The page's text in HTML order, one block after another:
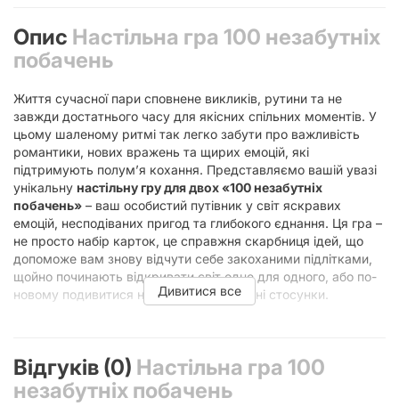
Опис Настільна гра 100 незабутніх
побачень
Життя сучасної пари сповнене викликів, рутини та не
завжди достатнього часу для якісних спільних моментів. У
цьому шаленому ритмі так легко забути про важливість
романтики, нових вражень та щирих емоцій, які
підтримують полум’я кохання. Представляємо вашій увазі
унікальну настільну гру для двох «100 незабутніх
побачень» – ваш особистий путівник у світ яскравих
емоцій, несподіваних пригод та глибокого єднання. Ця гра –
не просто набір карток, це справжня скарбниця ідей, що
допоможе вам знову відчути себе закоханими підлітками,
щойно починають відкривати світ одне для одного, або по-
новому подивитися на ваші вже усталені стосунки.
щоб подарувати вам сотню приводів провести час разом,
здивувати одне одного, посміятися до сліз, спробувати
щось нове або просто насолодитися тихим вечором удвох.
Дивитися все
Відгуків (0) Настільна гра 100
незабутніх побачень